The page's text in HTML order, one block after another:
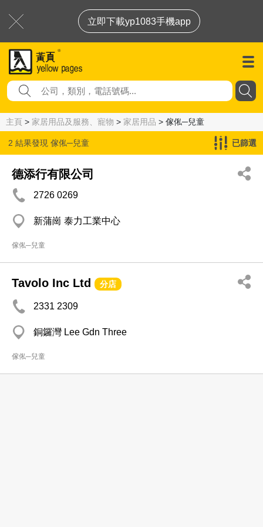
立即下載yp1083手機app
主頁 > 家居用品及服務、寵物 > 家居用品 > 傢俬─兒童
2 結果發現 傢俬─兒童 已篩選
德添行有限公司
2726 0269
新蒲崗 泰力工業中心
傢俬─兒童
Tavolo Inc Ltd 分店
2331 2309
銅鑼灣 Lee Gdn Three
傢俬─兒童